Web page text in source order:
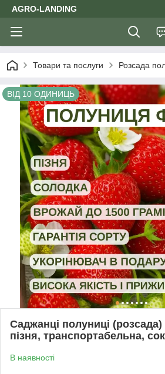
AGRO-LANDING
Товари та послуги Розсада
ВІД 10 ОДИНИЦЬ
Саджанці полуниці
пізня, транспортабельна,
В наявності